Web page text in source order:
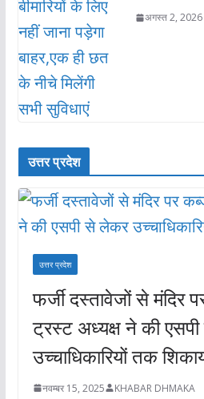
अगस्त 2, 2026
उत्तर प्रदेश
उत्तर प्रदेश
फर्जी दस्तावेजों से मंदिर
ट्रस्ट अध्यक्ष ने की
उच्चाधिकारियों तक
नवम्बर 15, 2025 KHABAR DHMAKA